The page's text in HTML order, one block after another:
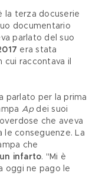
la terza docuserie
documentario
parlato del suo
era stata
cui raccontava il
Ap dei suoi
che aveva
le conseguenze. La
che
infarto. "Mi è
oggi ne pago le